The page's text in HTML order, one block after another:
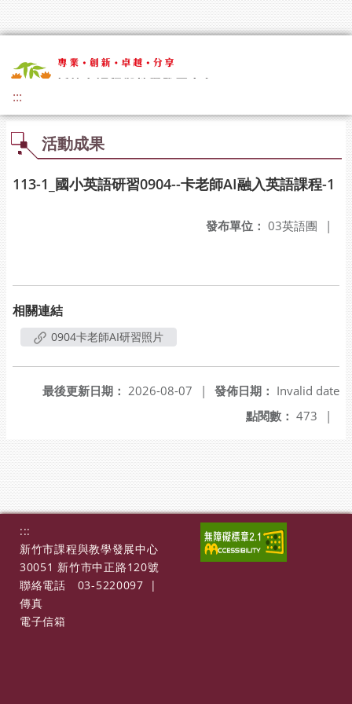
:::
活動成果
113-1_國小英語研習0904--卡老師AI融入英語課程-1
發布單位： 03英語團 |
相關連結
0904卡老師AI研習照片
發佈日期： Invalid date
最後更新日期： 2026-08-07
|
點閱數： 473 |
:::
新竹市課程與教學發展中心
30051 新竹市中正路120號
聯絡電話
03-5220097
|
傳真
電子信箱